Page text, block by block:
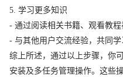
5. 学习更多知识
- 通过阅读相关书籍、观看教程
- 与其他用户交流经验，共同学
综上所述，通过以上步骤，你
安装及多任务管理操作。这些